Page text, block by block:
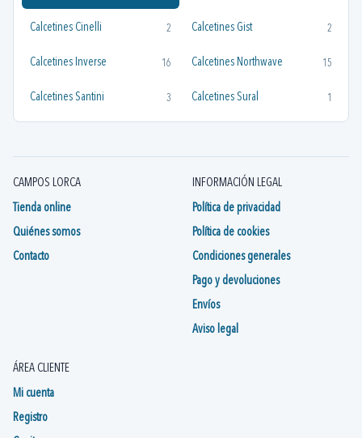
Calcetines Cinelli 2 Calcetines Gist 2
Calcetines Inverse 16 Calcetines Northwave 15
Calcetines Santini 3 Calcetines Sural 1
CAMPOS LORCA
Tienda online
Quiénes somos
Contacto
INFORMACIÓN LEGAL
Política de privacidad
Política de cookies
Condiciones generales
Pago y devoluciones
Envíos
Aviso legal
ÁREA CLIENTE
Mi cuenta
Registro